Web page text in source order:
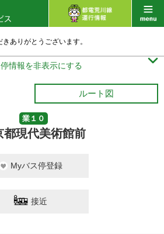
ありがとうございます。
情報を非表示にする 
ルート図
業１０
都現代美術館前
Myバス停登録
接近